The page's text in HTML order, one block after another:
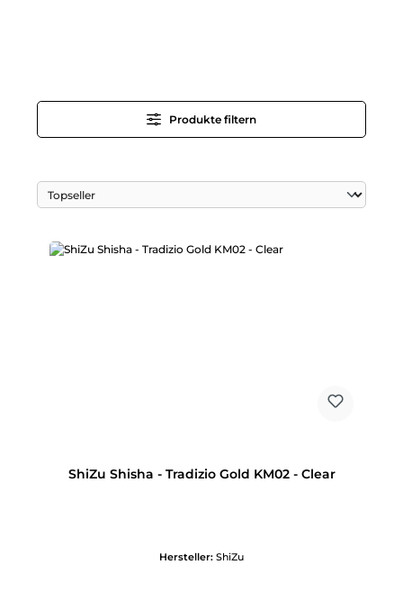
Produkte filtern
ShiZu Shisha - Tradizio Gold KM02 - Clear
Hersteller: ShiZu